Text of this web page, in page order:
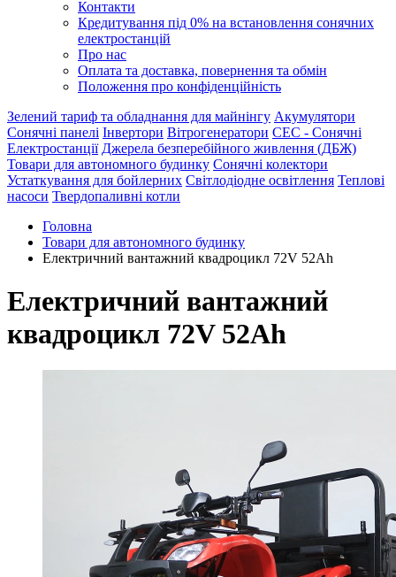
Контакти
Кредитування під 0% на встановлення сонячних
електростанцій
Про нас
Оплата та доставка, повернення та обмін
Положення про конфіденційність
Зелений тариф та обладнання для майнінгу Акумулятори
Сонячні панелі Інвертори Вітрогенератори СЕС - Сонячні
Електростанції Джерела безперебійного живлення (ДБЖ)
Товари для автономного будинку Сонячні колектори
Устаткування для бойлерних Світлодіодне освітлення Теплові
насоси Твердопаливні котли
Головна
Товари для автономного будинку
Електричний вантажний квадроцикл 72V 52Ah
Електричний вантажний
квадроцикл 72V 52Ah